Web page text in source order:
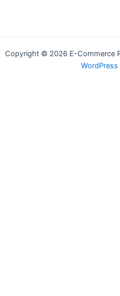
Copyright © 2026 E-Commerce
WordPress